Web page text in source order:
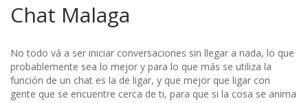
Chat Malaga
No todo vá a ser iniciar conversaciones sin llegar a nada, lo que
probablemente sea lo mejor y para lo que más se utiliza la
función de un chat es la de ligar, y que mejor que ligar con
gente que se encuentre cerca de ti, para que si la cosa se anima